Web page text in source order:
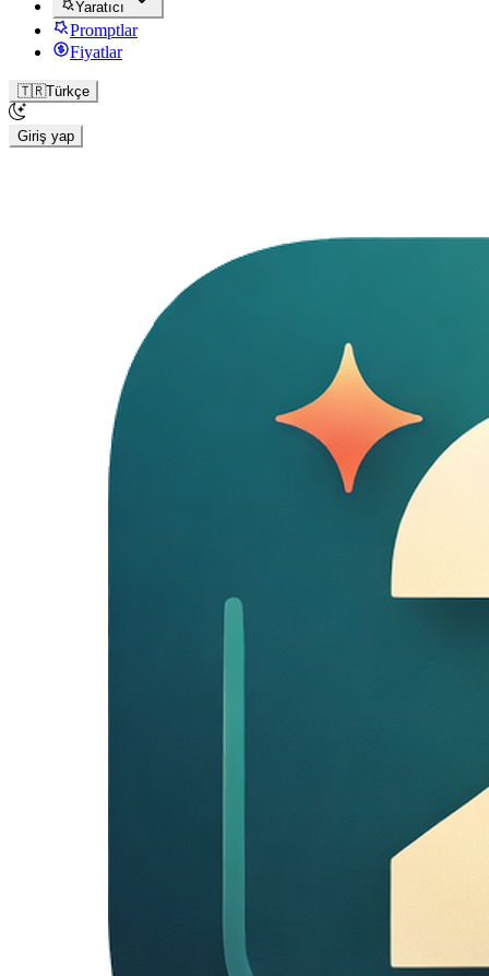
Yaratıcı
Promptlar
Fiyatlar
🇹🇷Türkçe
Giriş yap